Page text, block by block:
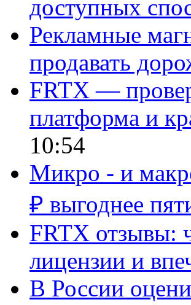
доступных
Рекламные
продавать
FRTX —
платформа и
10:54
Микро - и
₽ выгоднее
FRTX отзывы:
лицензии и
В России